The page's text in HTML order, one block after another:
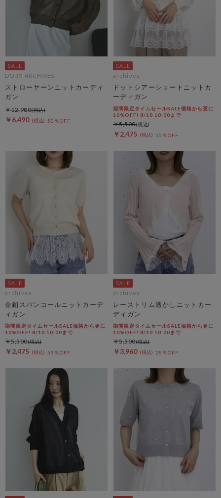
DOUX ARCHIVES
ストローヤーンニットカーディ
ガン
￥6,490 50％OFF
￥12,980
archives
ドットシアーショートニットカ
ーディガン
期間限定タイムセールSALE価格から更に
10%OFF! 8/10 10:00まで
￥2,475 55％OFF
￥5,500
archives
金釦スパンコールニットカーデ
ィガン
期間限定タイムセールSALE価格から更に
10%OFF! 8/10 10:00まで
￥2,475 55％OFF
￥5,500
archives
レーストリム透かしニットカー
ディガン
期間限定タイムセールSALE価格から更に
10%OFF! 8/10 10:00まで
￥3,960 28％OFF
￥5,500